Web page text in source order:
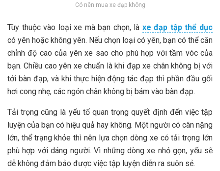
Có nên mua xe đạp không
Tùy thuộc vào loại xe mà bạn chọn, là xe đạp tập thể dục
có yên hoặc không yên. Nếu chọn loại có yên, bạn có thể căn
chỉnh độ cao của yên xe sao cho phù hợp với tầm vóc của
bạn. Chiều cao yên xe chuẩn là khi đạp xe chân không bị với
tới bàn đạp, và khi thực hiện động tác đạp thì phần đầu gối
hơi cong nhẹ, các ngón chân không bị bám vào bàn đạp.
Tải trọng cũng là yếu tố quan trọng quyết định đến việc tập
luyện của bạn có hiệu quả hay không. Một người có cân nặng
lớn, thể trạng khỏe thì nên lựa chọn dòng xe có tải trọng lớn
phù hợp với dáng người. Vì những dòng xe nhỏ gọn, yếu sẽ
dễ không đảm bảo được việc tập luyện diễn ra suôn sẻ.